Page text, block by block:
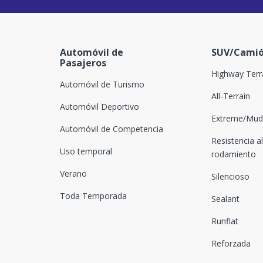
Automóvil de
Pasajeros
Automóvil de Turismo
Automóvil Deportivo
Automóvil de Competencia
Uso temporal
Verano
Toda Temporada
SUV/
Highway
All-Terrain
Extreme/
Resistencia al
rodamiento
Silencioso
Sealant
Runflat
Reforzada